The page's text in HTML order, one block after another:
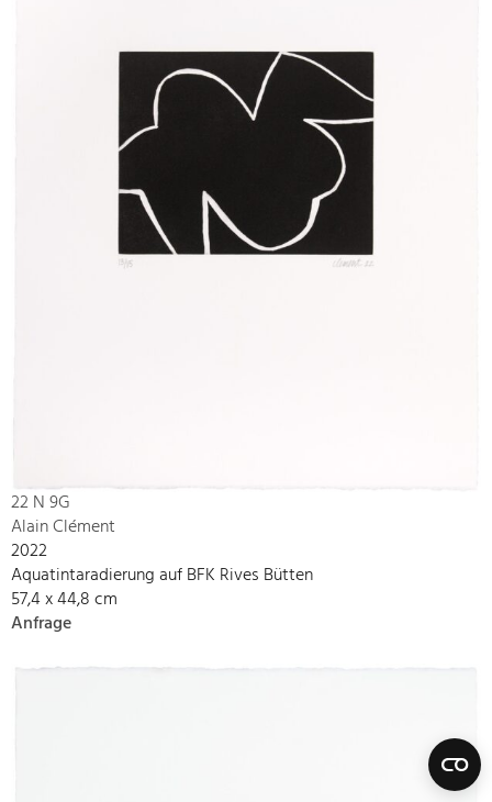
22 N 9G
Alain Clément
2022
Aquatintaradierung auf BFK Rives Bütten
57,4 x 44,8 cm
Anfrage